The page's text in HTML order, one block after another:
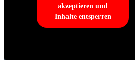
akzeptieren und
Inhalte entsperren